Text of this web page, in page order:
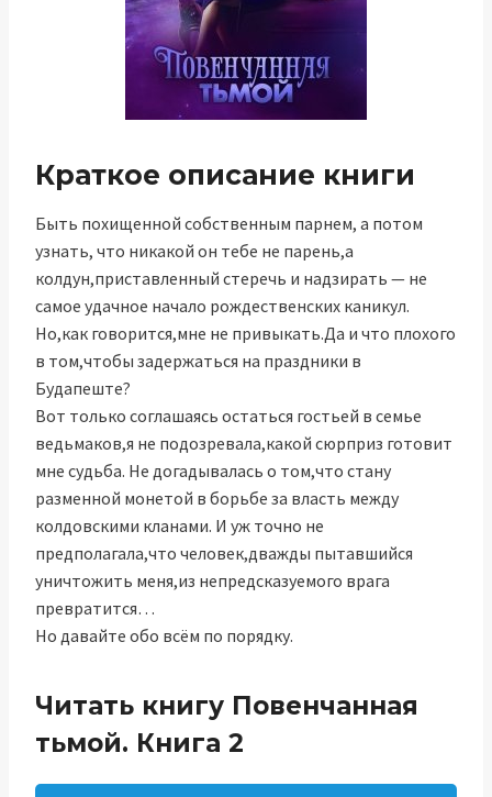
Краткое описание книги
Быть похищенной собственным парнем, а потом
узнать, что никакой он тебе не парень,а
колдун,приставленный стеречь и надзирать — не
самое удачное начало рождественских каникул.
Но,как говорится,мне не привыкать.Да и что плохого
в том,чтобы задержаться на праздники в
Будапеште?
Вот только соглашаясь остаться гостьей в семье
ведьмаков,я не подозревала,какой сюрприз готовит
мне судьба. Не догадывалась о том,что стану
разменной монетой в борьбе за власть между
колдовскими кланами. И уж точно не
предполагала,что человек,дважды пытавшийся
уничтожить меня,из непредсказуемого врага
превратится…
Но давайте обо всём по порядку.
Читать книгу Повенчанная
тьмой. Книга 2